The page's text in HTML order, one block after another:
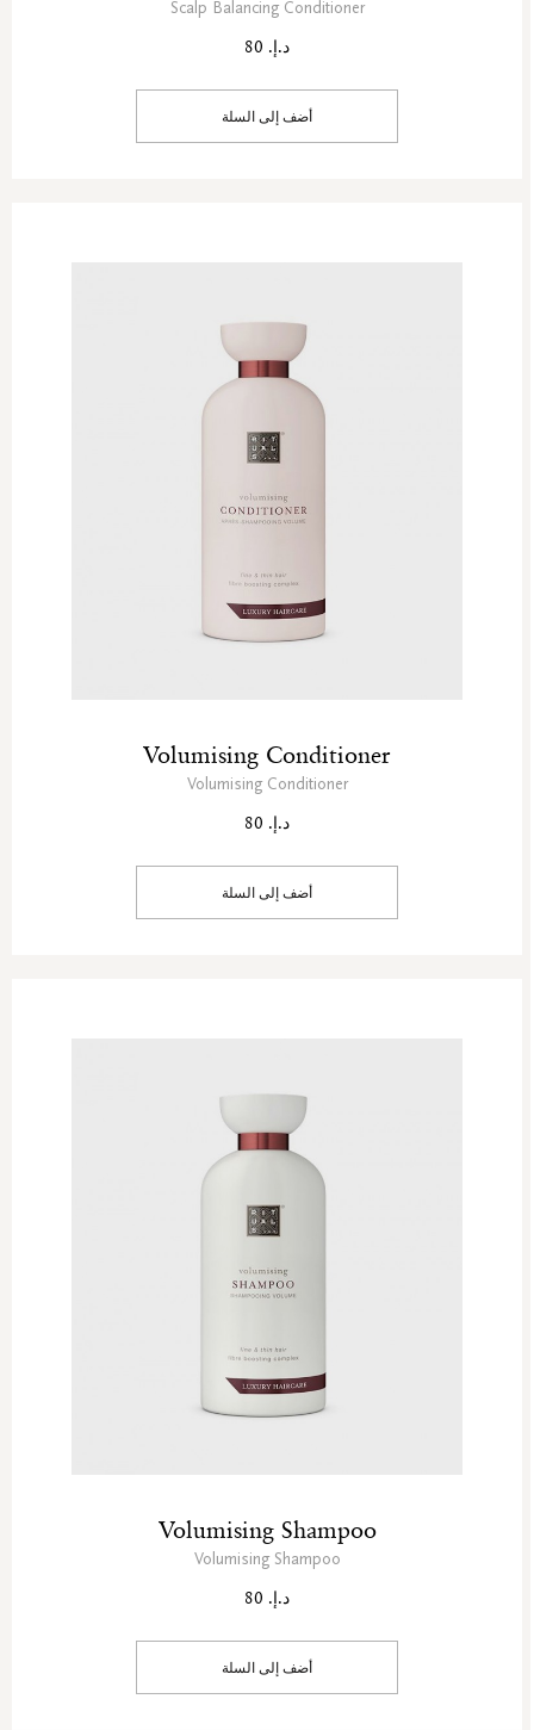
Scalp Balancing Conditioner
د.إ. 80
أضف إلى السلة
Volumising Conditioner
Volumising Conditioner
د.إ. 80
أضف إلى السلة
Volumising Shampoo
Volumising Shampoo
د.إ. 80
أضف إلى السلة